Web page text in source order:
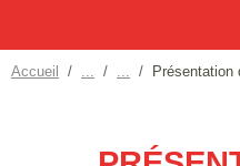
Accueil Présentation